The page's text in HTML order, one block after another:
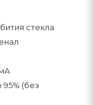
стекла
95% (без